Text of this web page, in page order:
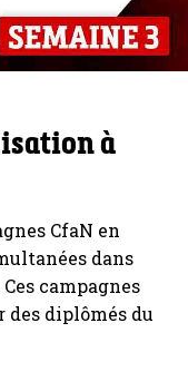
à
CfaN en
dans
Ces campagnes
des diplômés du